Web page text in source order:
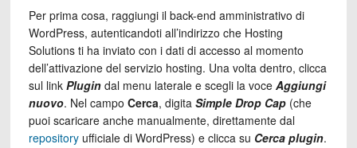
Per prima cosa, raggiungi il back-end amministrativo di
WordPress, autenticandoti all’indirizzo che Hosting
Solutions ti ha inviato con i dati di accesso al momento
dell’attivazione del servizio hosting. Una volta dentro, clicca
sul link Plugin dal menu laterale e scegli la voce Aggiungi
nuovo. Nel campo Cerca, digita Simple Drop Cap (che
puoi scaricare anche manualmente, direttamente dal
repositoryufficiale di WordPress) e clicca su Cerca plugin.